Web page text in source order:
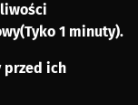
1 minuty).
przed ich